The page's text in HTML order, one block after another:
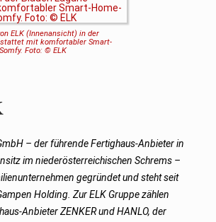
ELK (Innenansicht) in der
mit komfortabler Smart-
Foto: © ELK
– der führende Fertighaus-Anbieter in
im niederösterreichischen Schrems –
gegründet und steht seit
Holding. Zur ELK Gruppe zählen
Anbieter ZENKER und HANLO, der